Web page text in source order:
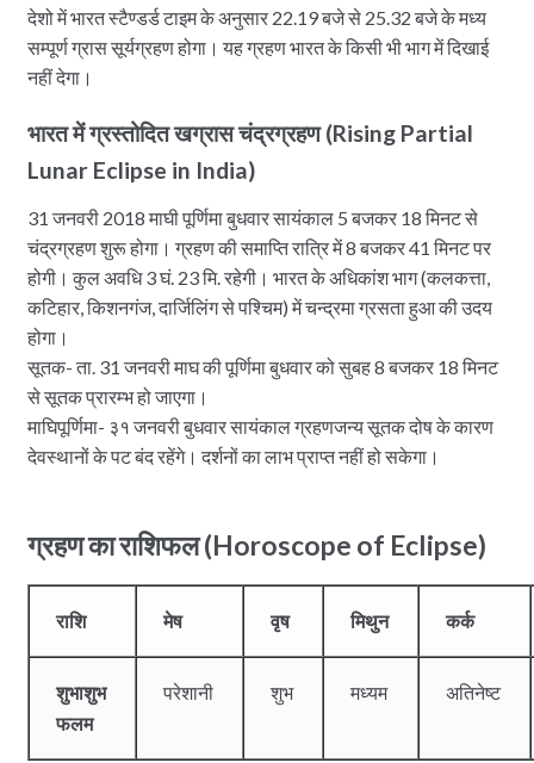
देशो में भारत स्टैण्डर्ड टाइम के अनुसार 22.19 बजे से 25.32 बजे के मध्य
सम्पूर्ण ग्रास सूर्यग्रहण होगा। यह ग्रहण भारत के किसी भी भाग में दिखाई
नहीं देगा।
भारत में ग्रस्तोदित खग्रास चंद्रग्रहण (Rising Partial
Lunar Eclipse in India)
31 जनवरी 2018 माघी पूर्णिमा बुधवार सायंकाल 5 बजकर 18 मिनट से
चंद्रग्रहण शुरू होगा। ग्रहण की समाप्ति रात्रि में 8 बजकर 41 मिनट पर
होगी। कुल अवधि 3 घं. 23 मि. रहेगी। भारत के अधिकांश भाग (कलकत्ता,
कटिहार, किशनगंज, दार्जिलिंग से पश्चिम) में चन्द्रमा ग्रसता हुआ की उदय
होगा।
सूतक- ता. 31 जनवरी माघ की पूर्णिमा बुधवार को सुबह 8 बजकर 18 मिनट
से सूतक प्रारम्भ हो जाएगा।
माघिपूर्णिमा- ३१ जनवरी बुधवार सायंकाल ग्रहणजन्य सूतक दोष के कारण
देवस्थानों के पट बंद रहेंगे। दर्शनों का लाभ प्राप्त नहीं हो सकेगा।
ग्रहण का राशिफल (Horoscope of Eclipse)
राशि मेष वृष मिथुन कर्क
शुभाशुभ
फलम
परेशानी शुभ मध्यम अतिनेष्ट